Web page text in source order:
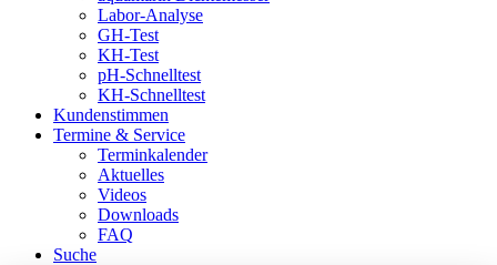
Labor-Analyse
GH-Test
KH-Test
pH-Schnelltest
KH-Schnelltest
Kundenstimmen
Termine & Service
Terminkalender
Aktuelles
Videos
Downloads
FAQ
Suche